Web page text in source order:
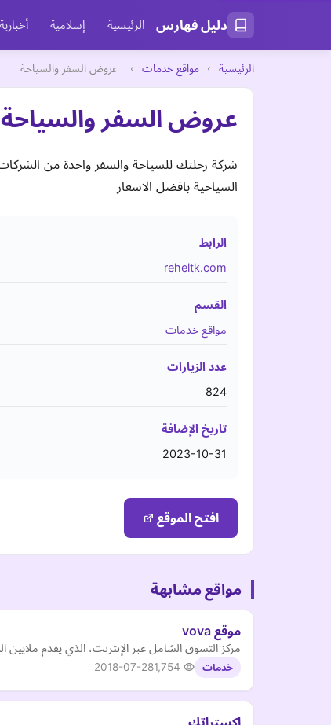
دليل فهارس الرئيسية إسلامية أخبارية
الرئيسية › مواقع خدمات › عروض السفر والسياحة
عروض السفر والسياحة
شركة رحلتك للسياحة والسفر واحدة من
السياحية بافضل الاسعار
الرابط
reheltk.com
القسم
مواقع خدمات
عدد الزيارات
824
تاريخ الإضافة
2023-10-31
افتح الموقع
مواقع مشابهة
موقع vova
مركز التسوق الشامل عبر الإنترنت، الذي يقدم ملايين
خدمات 2018-07-28